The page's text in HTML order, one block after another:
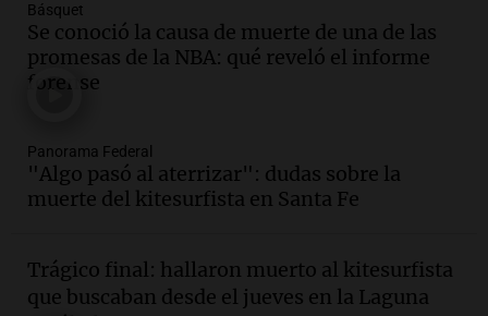
Audio.La historia de la servilleta que
firmó Jorge Messi para el primer
contrato de Leo con Barcelona
Una mañana para todos
Audio.Joan Gaspart: "Sin Jorge, no sé si
Messi hubiera llegado adonde llegó"
Una mañana para todos
Audio.El orgullo y el sueño argentino de
Jorge Messi en una entrevista con Rony
Básquet
Se conoció la causa de muerte de una de las
promesas de la NBA: qué reveló el informe
forense
Panorama Federal
"Algo pasó al aterrizar": dudas sobre la
muerte del kitesurfista en Santa Fe
Trágico final: hallaron muerto al kitesurfista
que buscaban desde el jueves en la Laguna